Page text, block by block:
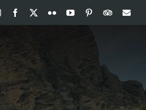
InstagramFacebook FlickrYouTubePinterest